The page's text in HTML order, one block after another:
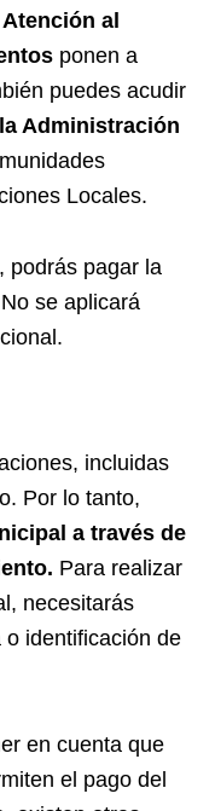
al
ponen a
puedes acudir
Administración
Locales.
podrás pagar la
se aplicará
incluidas
Por lo tanto,
a través de
Para realizar
necesitarás
identificación de
en cuenta que
el pago del